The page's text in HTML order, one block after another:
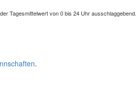
Tagesmittelwert von 0 bis 24 Uhr
.